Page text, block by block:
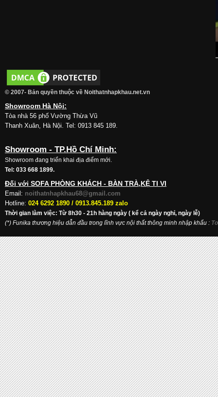
© 2007- Bản quyền thuộc về Noithatnhapkhau.net.vn
Showroom Hà Nội:
Tòa nhà 56 phố Vường Thừa Vũ
Thanh Xuân, Hà Nội. Tel: 0913 845 189.
Showroom - TP.Hồ Chí Minh:
Showroom đang triển khai địa điểm mới.
Tel: 033 668 1899.
Đối với SOFA PHÒNG KHÁCH - BÀN TRÀ,KỆ TI VI
Email: noithatnhapkhau68@gmail.com
Hotline: 024 6292 1890 / 0913.845.189 zalo
Thời gian làm việc: Từ 8h30 - 21h hàng ngày ( kể cả ngày nghỉ, ngày lễ)
(*) Funika thương hiệu dẫn đầu trong lĩnh vực nội thất thông minh nhập khẩu :